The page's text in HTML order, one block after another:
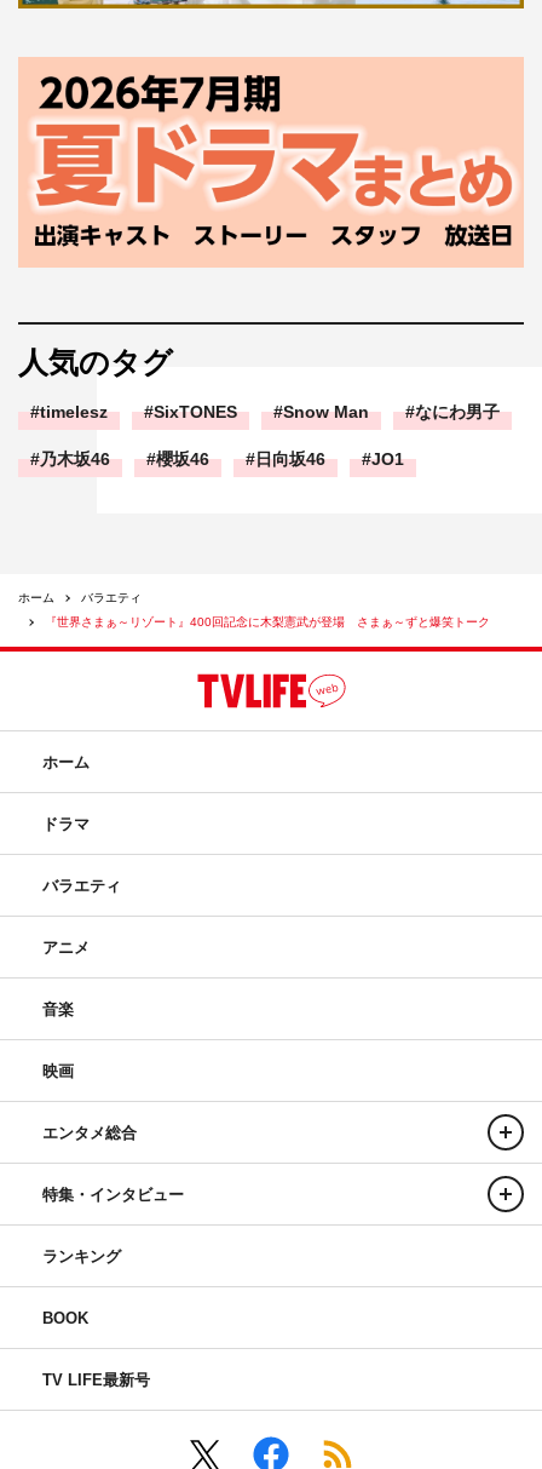
人気のタグ
timelesz SixTONES Snow Man なにわ男子
乃木坂46 櫻坂46 日向坂46 JO1
ホーム
バラエティ
『世界さまぁ～リゾート』400回記念に木梨憲武が登場 さまぁ～ずと爆笑トーク
ホーム
ドラマ
バラエティ
アニメ
音楽
映画
エンタメ総合
特集・インタビュー
ランキング
BOOK
TV LIFE最新号